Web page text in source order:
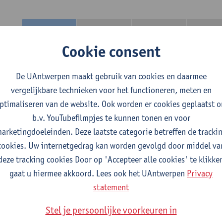
credential: Architecture: a Critical Understanding
programma bestaat uit 3 modules
en kunstfilosofie
1E SEM
Jasper Van de Vijver
2E SEM
Cookie consent
De UAntwerpen maakt gebruik van cookies en daarmee
vergelijkbare technieken voor het functioneren, meten en
van de website. Ook worden er cookies geplaatst
b.v. YouTubefilmpjes te kunnen tonen en voor
Deze laatste categorie betreffen de
Uw internetgedrag kan worden gevolgd door middel
tracking cookies Door op 'Accepteer alle cookies' te
gaat u hiermee akkoord. Lees ook het UAntwerpen Privacy
statement
Stel je persoonlijke voorkeuren in